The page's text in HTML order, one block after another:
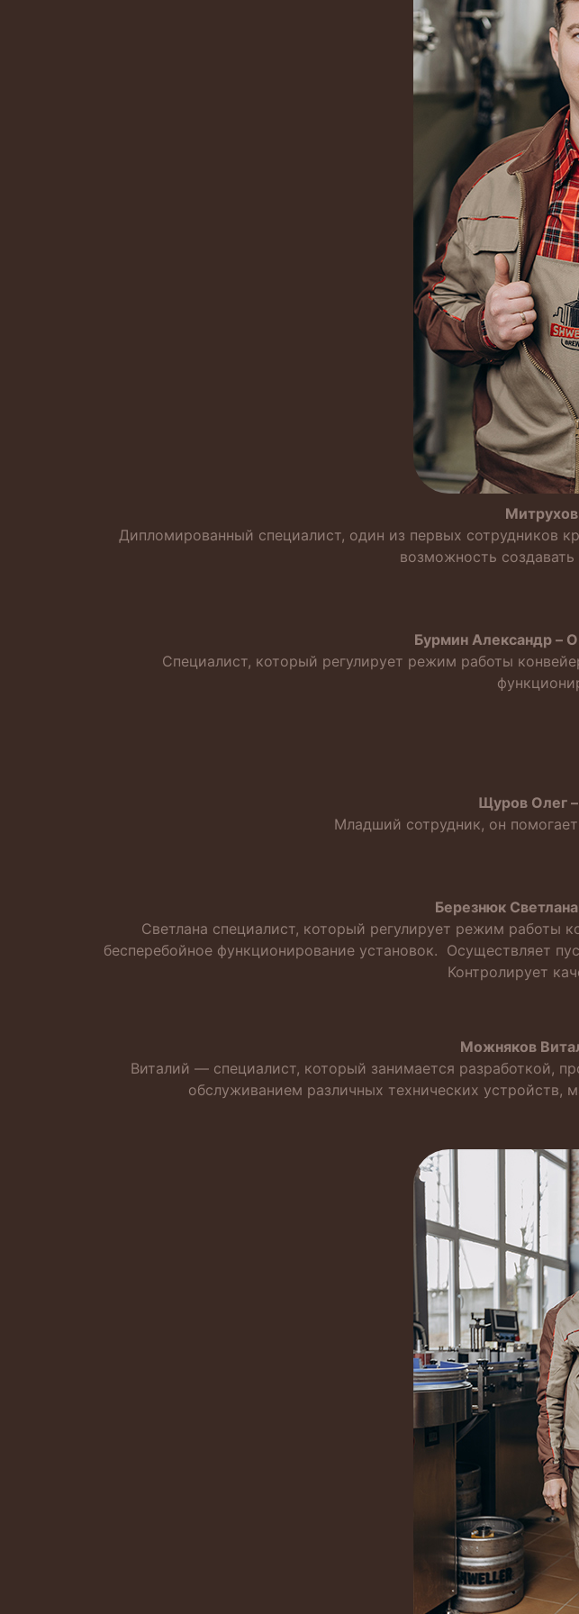
Дипломированный специалист, один из первых сотрудников
возможность
Бурмин Александр –
Специалист, который регулирует режим работы
Щуров Олег
Младший сотрудник, он
Березнюк
Светлана специалист, который регулирует режим работы
бесперебойное функционирование установок. Осуществляет
Контролирует
Можняков
Виталий — специалист, который занимается разработкой,
обслуживанием различных технических